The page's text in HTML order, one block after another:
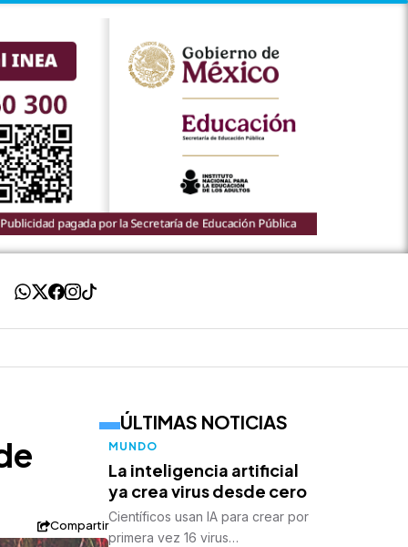
Compartir
ÚLTIMAS NOTICIAS
MUNDO
La inteligencia artificial
ya crea virus desde cero
Científicos usan IA para crear por
primera vez 16 virus…